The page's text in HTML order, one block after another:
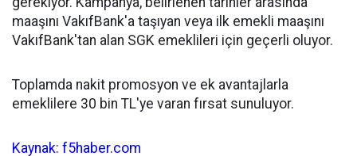
maaşını VakıfBank'a taşıyan veya ilk emekli maaşını
VakıfBank'tan alan SGK emeklileri için geçerli oluyor.
Toplamda nakit promosyon ve ek avantajlarla
emeklilere 30 bin TL'ye varan fırsat sunuluyor.
Kaynak: f5haber.com